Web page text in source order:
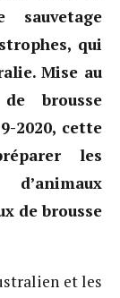
qui
Mise au
brousse
2020, cette
les
de brousse
et les